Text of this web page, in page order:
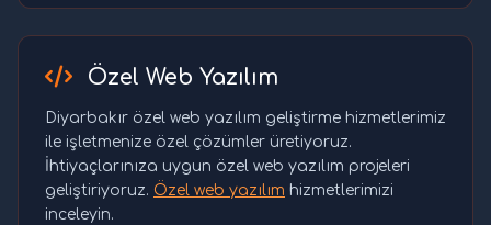
Özel Web Yazılım
Diyarbakır özel web yazılım geliştirme hizmetlerimiz
ile işletmenize özel çözümler üretiyoruz.
İhtiyaçlarınıza uygun özel web yazılım projeleri
geliştiriyoruz. Özel web yazılım hizmetlerimizi
inceleyin.